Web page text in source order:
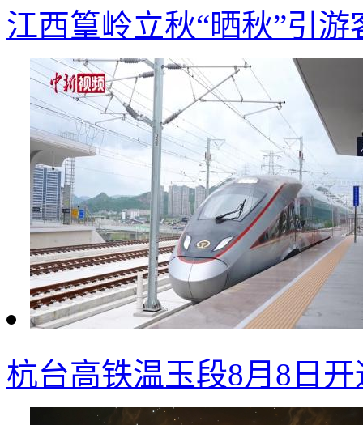
江西篁岭立秋“晒秋”引游
杭台高铁温玉段8月8日